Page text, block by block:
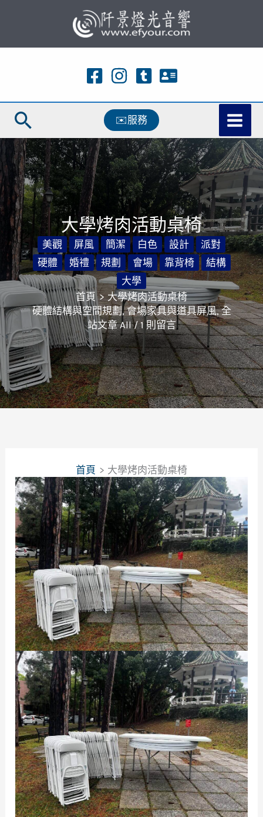
主
容
搜
尋
✉️服務
大學烤肉活動桌椅
美觀 屏風 簡潔 白色 設計
派對
硬體
婚禮 規劃 會場 靠背椅
結構
大學
首頁
大學烤肉活動桌椅
硬體結構與空間規劃,會場家具與道具屏風,全
站文章 All/1 則留言
首頁 大學烤肉活動桌椅